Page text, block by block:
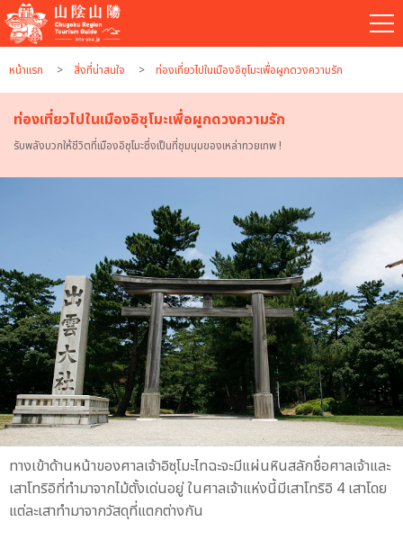
หน้าแรก สิ่งที่น่าสนใจ ท่องเที่ยวไปในเมืองอิซุโมะเพื่อผูกดวงความรัก
ท่องเที่ยวไปในเมืองอิซุโมะเพื่อผูกดวงความรัก
รับพลังบวกให้ชีวิตที่เมืองอิซุโมะซึ่งเป็นที่ชุมนุมของเหล่าทวยเทพ !
ทางเข้าด้านหน้าของศาลเจ้าอิซุโมะไทฉะจะมีแผ่นหินสลักชื่อศาลเจ้าและ
เสาโทริอิที่ทำมาจากไม้ตั้งเด่นอยู่ ในศาลเจ้าแห่งนี้มีเสาโทริอิ 4 เสาโดย
แต่ละเสาทำมาจากวัสดุที่แตกต่างกัน